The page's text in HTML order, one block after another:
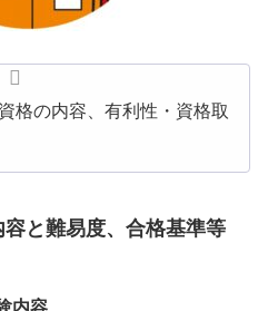
格の内容、有利性・資格取
と難易度、合格基準等
内容